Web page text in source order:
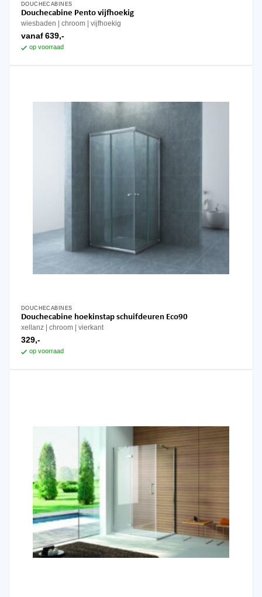
DOUCHECABINES
Douchecabine Pento vijfhoekig
wiesbaden chroom vijfhoekig
vanaf 639,-
op voorraad
Dit
product
gekozen
DOUCHECABINES
Douchecabine hoekinstap schuifdeuren Eco90
xellanz chroom vierkant
329,-
op voorraad